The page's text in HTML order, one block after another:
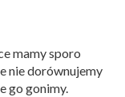
mamy sporo
nie dorównujemy
go gonimy.